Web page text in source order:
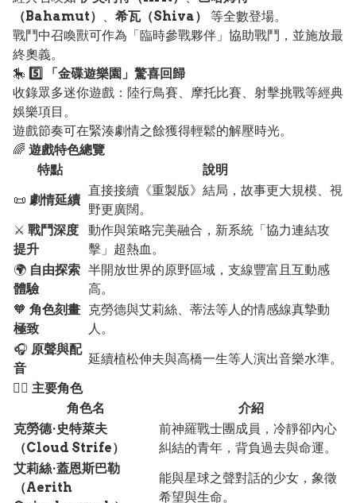
（Bahamut） 、 希瓦（Shiva）
等全數登場。
戰鬥中召喚獸可作為「臨時參戰夥伴」協助戰鬥，並施放最
終奧義。
🎠 5️⃣ 「金碟遊樂園」驚喜回歸
收錄眾多迷你遊戲：陸行鳥賽、摩托比賽、射擊挑戰等經典
娛樂項目。
遊戲節奏可在緊湊劇情之餘獲得輕鬆的解壓時光。
🌈 遊戲特色總覽
特點
說明
📜 劇情延續
直接接續《重製版》結局，故事更大規模、視
野更廣闊。
⚔️ 戰鬥深度
提升
動作與策略完美融合，新系統「協力連結攻
擊」超熱血。
🌍 自由探索
體驗
半開放世界的原野區域，支線豐富且互動感
高。
🧡 角色刻畫
極致
克勞德與艾莉絲、蒂法等人的情感線真摯動
人。
🎧 原聲與配
音
延續植松伸夫與高橋一生等人演出音樂水準。
🧙‍♂️ 主要角色
角色名
介紹
克勞德·史特萊夫
（Cloud Strife）
前神羅戰士團成員，冷靜卻內心
糾結的青年，背負過去與命運。
艾莉絲·蓋恩斯巴勒
（Aerith
能與星球之聲對話的少女，象徵
希望與生命。